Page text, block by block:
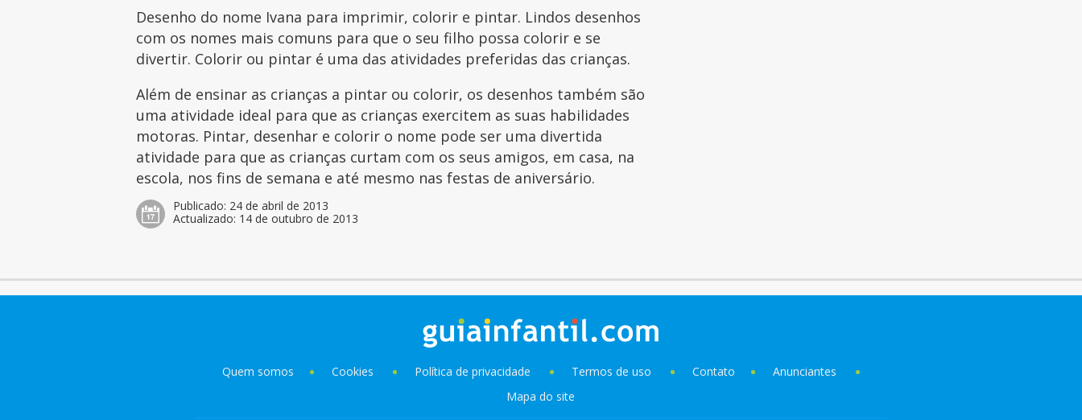
Desenho do nome Ivana para imprimir, colorir e pintar. Lindos desenhos
com os nomes mais comuns para que o seu filho possa colorir e se
divertir. Colorir ou pintar é uma das atividades preferidas das crianças.
Além de ensinar as crianças a pintar ou colorir, os desenhos também são
uma atividade ideal para que as crianças exercitem as suas habilidades
motoras. Pintar, desenhar e colorir o nome pode ser uma divertida
atividade para que as crianças curtam com os seus amigos, em casa, na
escola, nos fins de semana e até mesmo nas festas de aniversário.
Publicado: 24 de abril de 2013
Actualizado: 14 de outubro de 2013
Quem somos Cookies Política de privacidade Termos de uso Contato
Anunciantes
Mapa do site